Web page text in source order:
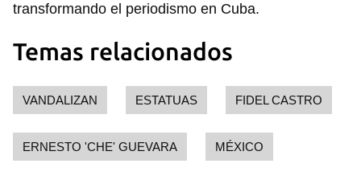
transformando el periodismo en Cuba.
Temas relacionados
VANDALIZAN ESTATUAS FIDEL CASTRO
ERNESTO 'CHE' GUEVARA MÉXICO